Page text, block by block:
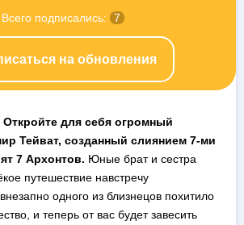
на обновления
Всего подписались: 7
для себя огромный
Тейват, созданный слиянием 7-ми
7 Архонтов. Юные брат и сестра
путешествие навстречу
одного из близнецов похитило
и теперь от вас будет завесить